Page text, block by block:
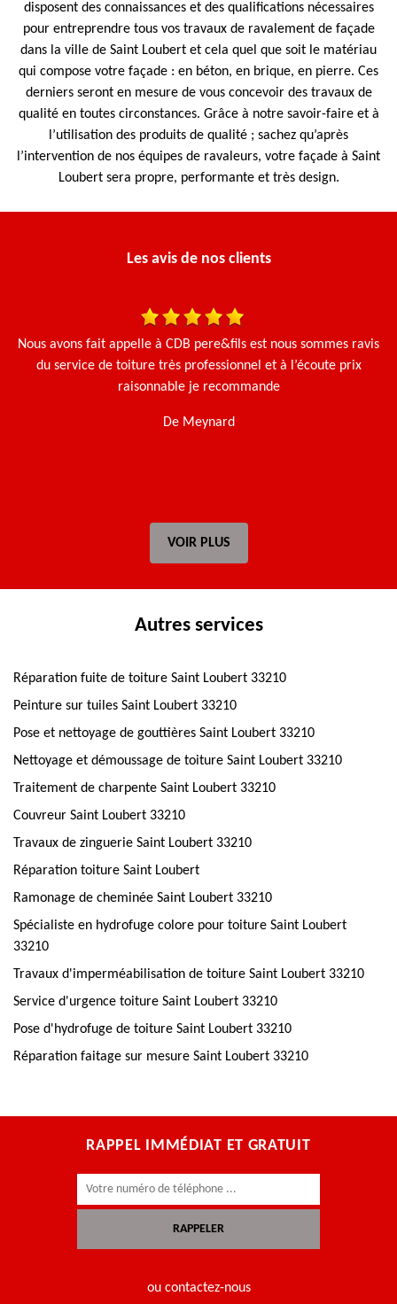
disposent des connaissances et des qualifications nécessaires
pour entreprendre tous vos travaux de ravalement de façade
dans la ville de Saint Loubert et cela quel que soit le matériau
qui compose votre façade : en béton, en brique, en pierre. Ces
derniers seront en mesure de vous concevoir des travaux de
qualité en toutes circonstances. Grâce à notre savoir-faire et à
l’utilisation des produits de qualité ; sachez qu’après
l’intervention de nos équipes de ravaleurs, votre façade à Saint
Loubert sera propre, performante et très design.
Les avis de nos clients
Nous avons fait appelle à CDB pere&fils est nous sommes ravis
du service de toiture très professionnel et à l’écoute prix
raisonnable je recommande
De Meynard
VOIR PLUS
Autres services
Réparation fuite de toiture Saint Loubert 33210
Peinture sur tuiles Saint Loubert 33210
Pose et nettoyage de gouttières Saint Loubert 33210
Nettoyage et démoussage de toiture Saint Loubert 33210
Traitement de charpente Saint Loubert 33210
Couvreur Saint Loubert 33210
Travaux de zinguerie Saint Loubert 33210
Réparation toiture Saint Loubert
Ramonage de cheminée Saint Loubert 33210
Spécialiste en hydrofuge colore pour toiture Saint Loubert
33210
Travaux d'imperméabilisation de toiture Saint Loubert 33210
Service d'urgence toiture Saint Loubert 33210
Pose d'hydrofuge de toiture Saint Loubert 33210
Réparation faitage sur mesure Saint Loubert 33210
RAPPEL IMMÉDIAT ET GRATUIT
ou contactez-nous